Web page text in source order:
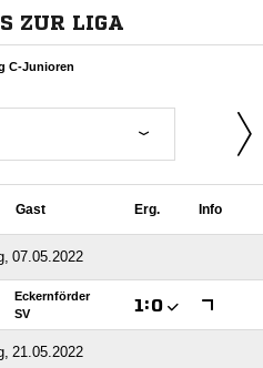
ZUR LIGA
C-Junioren
Gast Erg. Info

Eckernförder
SV
 :
